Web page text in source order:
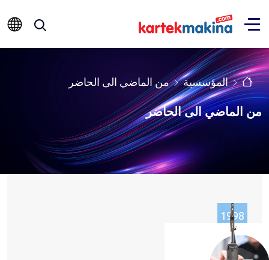
المؤسسية من الماضي الى الحاضر
من الماضي الى الحاضر
1998